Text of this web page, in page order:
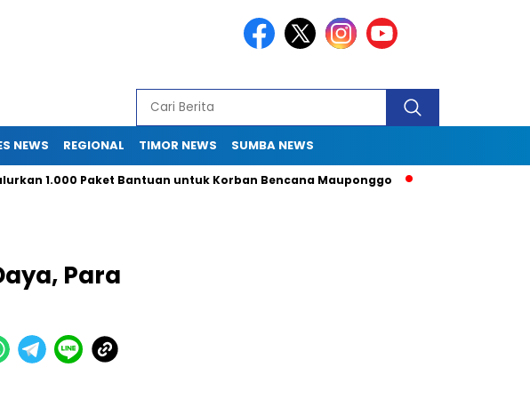
NEWS REGIONAL TIMOR NEWS SUMBA NEWS
Paket Bantuan untuk Korban Bencana Mauponggo Drama Pergub 33:
Para